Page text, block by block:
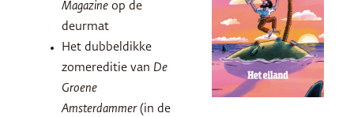
Magazine op de
deurmat
Het dubbeldikke
zomereditie van De
Groene
Amsterdammer(in de